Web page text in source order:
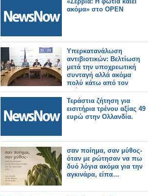
ακόμα» στο OPEN
Υπερκατανάλωση
αντιβιοτικών: Βελτίωση
μετά την υποχρεωτική
συνταγή αλλά ακόμα
πολύ κάτω από τον
στόχο!
Τεράστια ζήτηση για
εισιτήρια τρένου αξίας 49
ευρώ στην Ολλανδία.
σαν ποίημα, σαν μύθος-
όταν με ρώτησαν να πω
δυό λόγια ακόμα για την
αγκινάρα, είπα…